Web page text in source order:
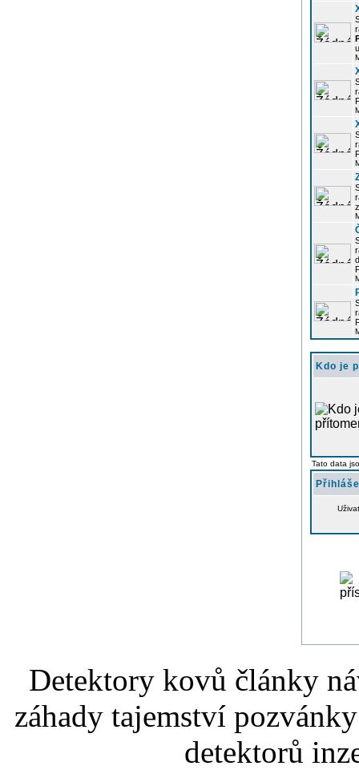
Kdo je
Tato data
Detektory kovů články
záhady tajemství
detektorů